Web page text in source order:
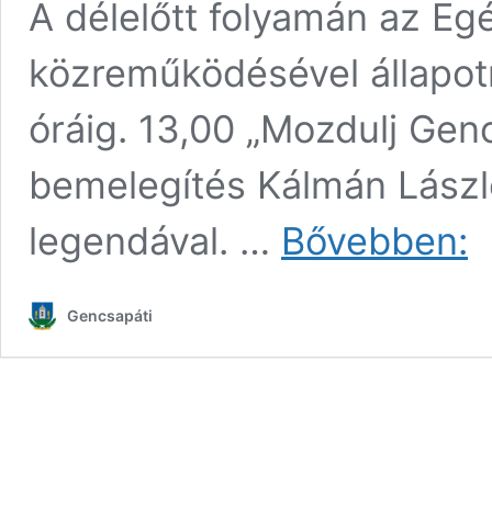
A délelőtt folyamán az
közreműködésével
óráig. 13,00 „Mozdulj
bemelegítés Kálmán
legendával. … Bővebben:
Gencsapáti